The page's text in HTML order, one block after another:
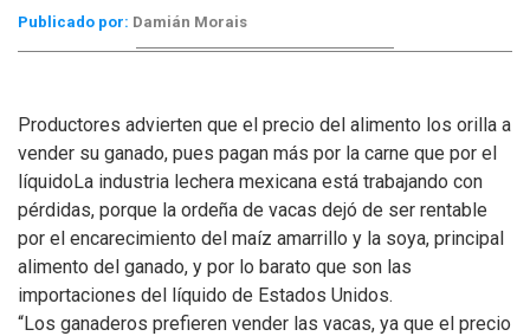
Publicado por: Damián Morais
Productores advierten que el precio del alimento los orilla a
vender su ganado, pues pagan más por la carne que por el
líquidoLa industria lechera mexicana está trabajando con
pérdidas, porque la ordeña de vacas dejó de ser rentable
por el encarecimiento del maíz amarrillo y la soya, principal
alimento del ganado, y por lo barato que son las
importaciones del líquido de Estados Unidos.
“Los ganaderos prefieren vender las vacas, ya que el precio